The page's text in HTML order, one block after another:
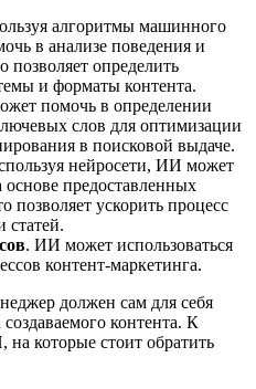
алгоритмы машинного
в анализе поведения и
позволяет определить
и форматы контента.
помочь в определении
слов для оптимизации
в поисковой выдаче.
нейросети, ИИ может
основе предоставленных
позволяет ускорить процесс
статей.
. ИИ может использоваться
контент-маркетинга.
должен сам для себя
контента. К
которые стоит обратить